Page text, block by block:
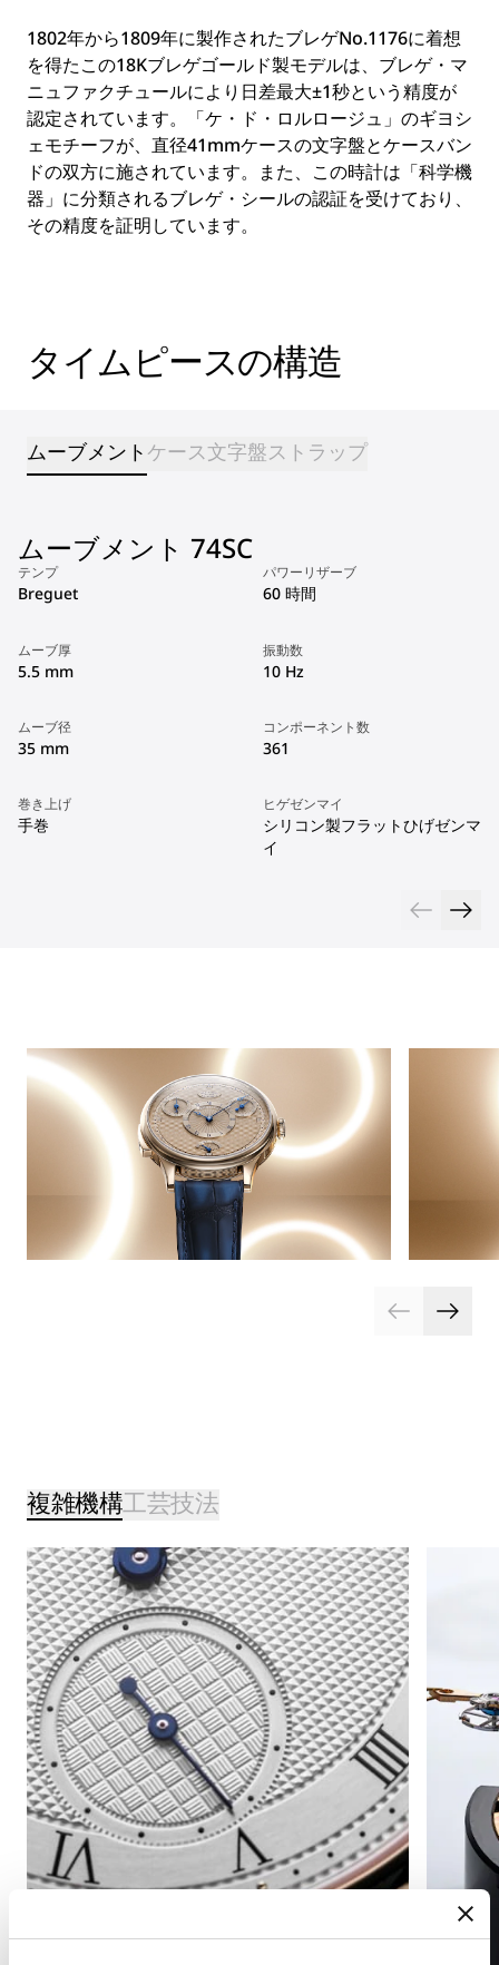
1802年から1809年に製作されたブレゲNo.1176に着想
を得たこの18Kブレゲゴールド製モデルは、ブレゲ・マ
ニュファクチュールにより日差最大±1秒という精度が
認定されています。「ケ・ド・ロルロージュ」のギヨシ
ェモチーフが、直径41mmケースの文字盤とケースバン
ドの双方に施されています。また、この時計は「科学機
器」に分類されるブレゲ・シールの認証を受けており、
その精度を証明しています。
タイムピースの構造
ムーブメント ケース文字盤ストラップ
ムーブメント 74SC
テンプ
Breguet
パワーリザーブ
60 時間
ムーブ厚
5.5 mm
振動数
10 Hz
ムーブ径
35 mm
コンポーネント数
361
巻き上げ
手巻
ヒゲゼンマイ
シリコン製フラットひげゼンマ
イ
複雑機構工芸技法